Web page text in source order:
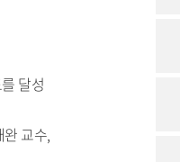
달성
교수,